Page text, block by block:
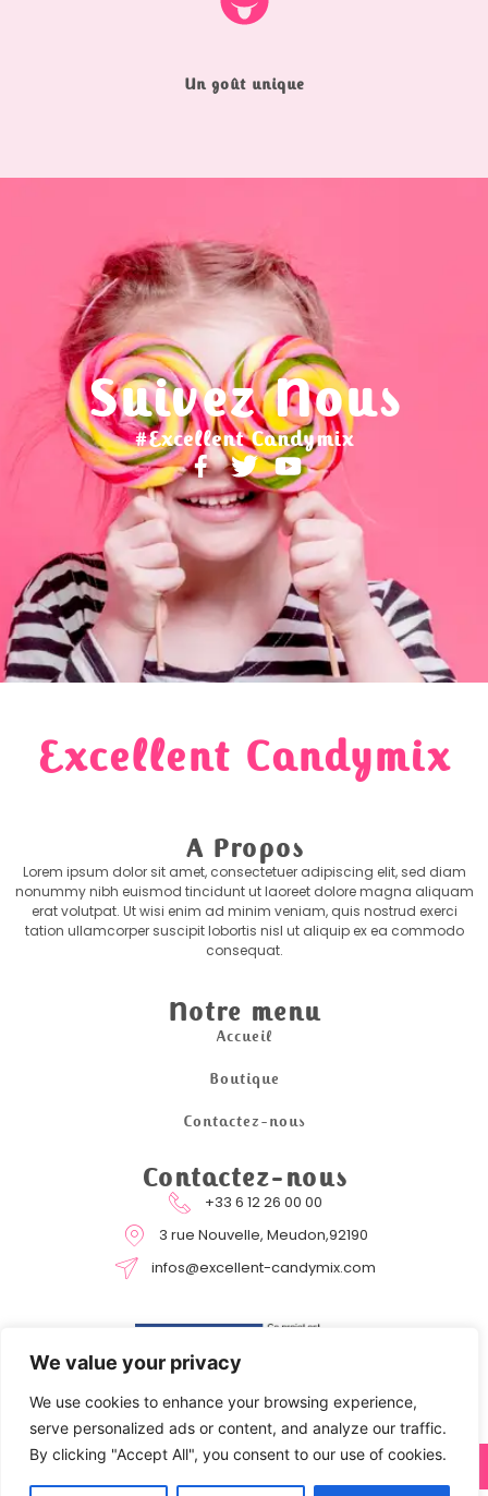
We value your privacy
We use cookies to enhance your browsing experience,
serve personalized ads or content, and analyze our traffic.
By clicking "Accept All", you consent to our use of cookies.
Un goût unique
Suivez Nous
#Excellent Candymix
Excellent Candymix
A Propos
Lorem ipsum dolor sit amet, consectetuer adipiscing elit, sed diam
nonummy nibh euismod tincidunt ut laoreet dolore magna aliquam
erat volutpat. Ut wisi enim ad minim veniam, quis nostrud exerci
tation ullamcorper suscipit lobortis nisl ut aliquip ex ea commodo
consequat.
Notre menu
Accueil
Boutique
Contactez-nous
Contactez-nous
+33 6 12 26 00 00
3 rue Nouvelle, Meudon,92190
infos@excellent-candymix.com
COPYRIGHT © 2024 EXCELLENT CANDYMIX BY STRATOCOM